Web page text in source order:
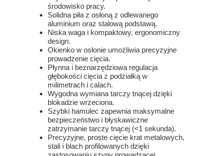
środowisko pracy.
Solidna piła z osłoną z odlewanego
aluminium oraz stalową podstawą.
Niska waga i kompaktowy, ergonomiczny
design.
Okienko w osłonie umożliwia precyzyjne
prowadzenie cięcia.
Płynna i beznarzędziowa regulacja
głębokości cięcia z podziałką w
milimetrach i calach.
Wygodna wymiana tarczy tnącej dzięki
blokadzie wrzeciona.
Szybki hamulec zapewnia maksymalne
bezpieczeństwo i błyskawiczne
zatrzymanie tarczy tnącej (<1 sekunda).
Precyzyjne, proste cięcie krat metalowych,
stali i blach profilowanych dzięki